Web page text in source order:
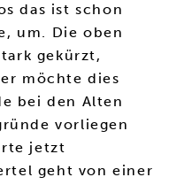
das ist schon
um. Die oben
gekürzt,
möchte dies
bei den Alten
vorliegen
jetzt
geht von einer